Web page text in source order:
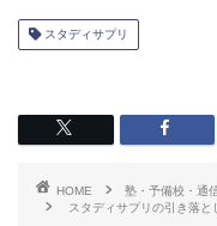
スタディサプリ
HOME 塾・予備校・通
スタディサプリの引き落と